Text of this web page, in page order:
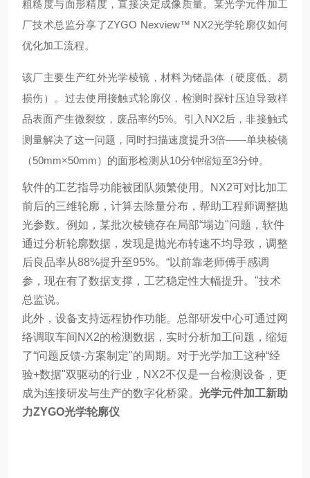
粗糙度与面形精度，直接决定成像质量。某光学元件加工
厂技术总监分享了ZYGO Nexview™ NX2光学轮廓仪如何
优化加工流程。
该厂主要生产红外光学棱镜，材料为锗晶体（硬度低、易
损伤）。过去使用接触式轮廓仪，检测时探针压迫导致样
品表面产生微裂纹，废品率约5%。引入NX2后，非接触式
测量解决了这一问题，同时扫描速度提升3倍——单块棱镜
（50mm×50mm）的面形检测从10分钟缩短至3分钟。
软件的工艺指导功能被团队频繁使用。NX2可对比加工
前后的三维轮廓，计算去除量分布，帮助工程师调整抛
光参数。例如，某批次棱镜存在局部“塌边"问题，软件
通过分析轮廓数据，发现是抛光布转速不均导致，调整
后良品率从88%提升至95%。“以前靠老师傅手感调
参，现在有了数据支撑，工艺稳定性大幅提升。"技术
总监说。
此外，设备支持远程协作功能。总部研发中心可通过网
络调取车间NX2的检测数据，实时分析加工问题，缩短
了“问题反馈-方案制定"的周期。对于光学加工这种“经
验+数据"双驱动的行业，NX2不仅是一台检测设备，更
成为连接研发与生产的数字化桥梁。 光学元件加工新助
力ZYGO光学轮廓仪